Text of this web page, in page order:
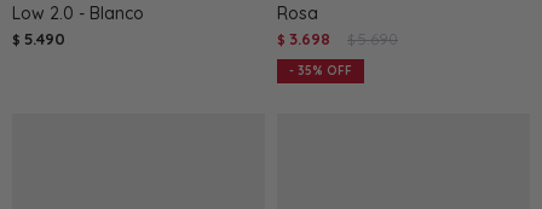
Low 2.0 - Blanco
$ 5.490
Rosa
$ 3.698 $ 5.690
35